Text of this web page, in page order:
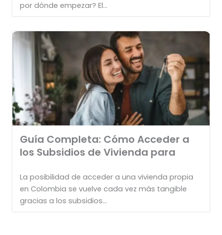
por dónde empezar? El...
Guía Completa: Cómo Acceder a
los Subsidios de Vivienda para
La posibilidad de acceder a una vivienda propia
en Colombia se vuelve cada vez más tangible
gracias a los subsidios...